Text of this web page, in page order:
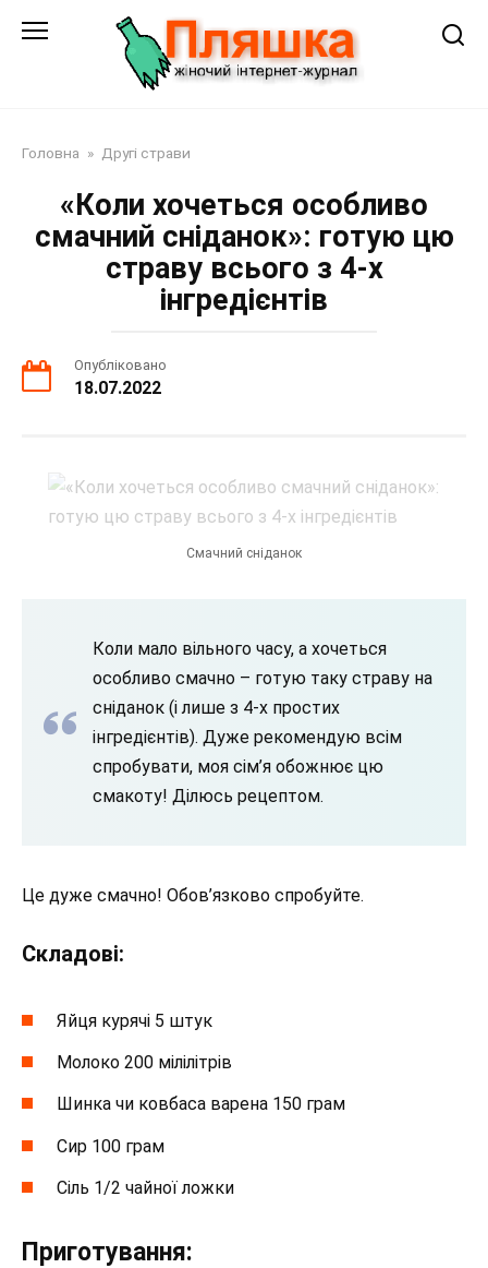
Головна » Другі страви
«Коли хочеться особливо
смачний сніданок»: готую цю
страву всього з 4-х
інгредієнтів
Опубліковано
18.07.2022
Смачний сніданок
Коли мало вільного часу, а хочеться
особливо смачно – готую таку страву на
сніданок (і лише з 4-х простих
інгредієнтів). Дуже рекомендую всім
спробувати, моя сім’я обожнює цю
смакоту! Ділюсь рецептом.
Це дуже смачно! Обов’язково спробуйте.
Складові:
Яйця курячі 5 штук
Молоко 200 мілілітрів
Шинка чи ковбаса варена 150 грам
Сир 100 грам
Сіль 1/2 чайної ложки
Приготування: